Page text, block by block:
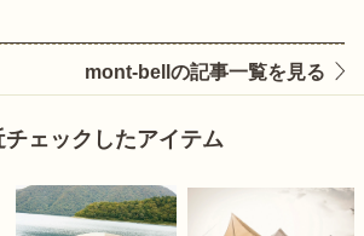
mont-bellの記事一覧を見る
チェックしたアイテム